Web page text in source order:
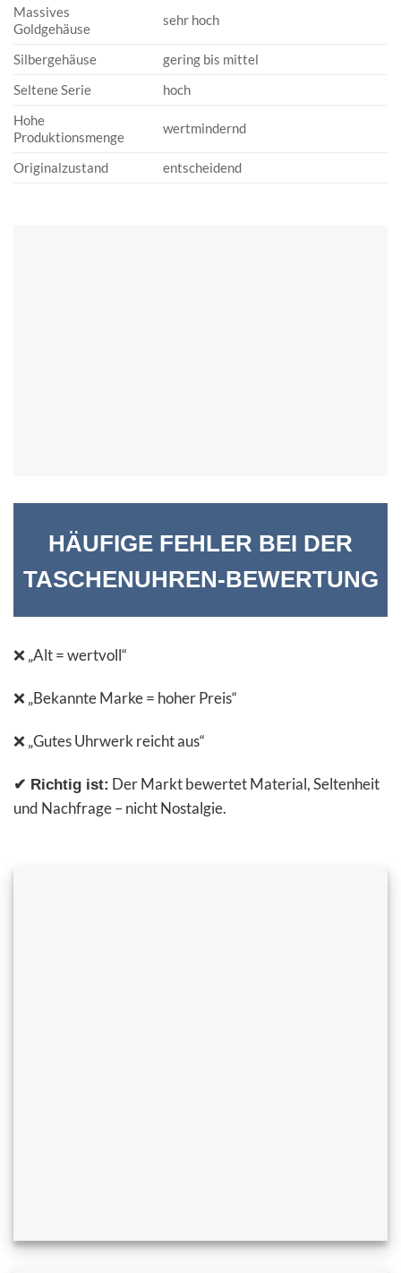
Massives
Goldgehäuse
sehr hoch
Silbergehäuse
gering bis mittel
Seltene Serie
hoch
Hohe
Produktionsmenge
wertmindernd
Originalzustand entscheidend
HÄUFIGE FEHLER BEI DER
TASCHENUHREN-BEWERTUNG
❌ „Alt = wertvoll“
❌ „Bekannte Marke = hoher Preis“
❌ „Gutes Uhrwerk reicht aus“
✔ Richtig ist: Der Markt bewertet Material, Seltenheit
und Nachfrage – nicht Nostalgie.